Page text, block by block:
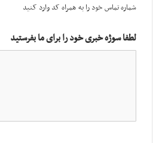
شماره تماس خود را به همراه کد وارد کنید
لطفا سوژه خبری خود را برای ما بفرستید